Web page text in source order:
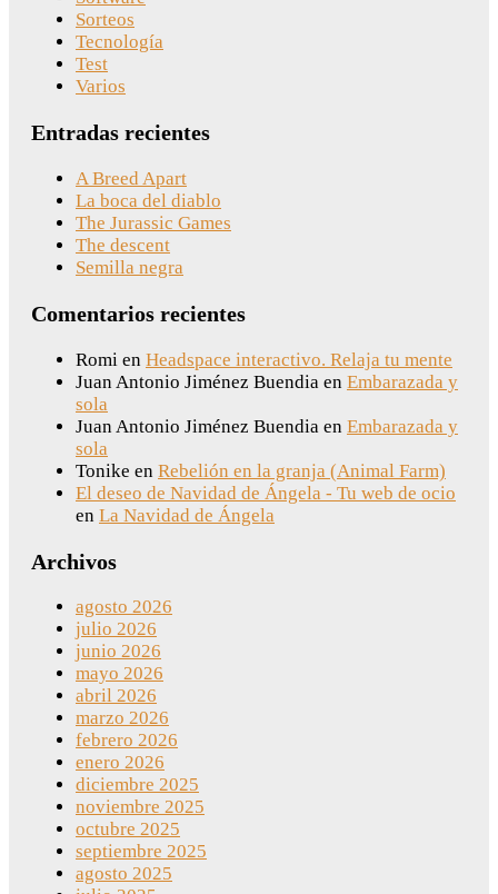
Sorteos
Tecnología
Test
Varios
Entradas recientes
A Breed Apart
La boca del diablo
The Jurassic Games
The descent
Semilla negra
Comentarios recientes
Romi en Headspace interactivo. Relaja tu mente
Juan Antonio Jiménez Buendia en Embarazada y
sola
Juan Antonio Jiménez Buendia en Embarazada y
sola
Tonike en Rebelión en la granja (Animal Farm)
El deseo de Navidad de Ángela - Tu web de ocio
en La Navidad de Ángela
Archivos
agosto 2026
julio 2026
junio 2026
mayo 2026
abril 2026
marzo 2026
febrero 2026
enero 2026
diciembre 2025
noviembre 2025
octubre 2025
septiembre 2025
agosto 2025